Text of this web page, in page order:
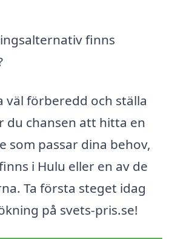
finns
väl förberedd och ställa
du chansen att hitta en
som passar dina behov,
i Hulu eller en av de
Ta första steget idag
på svets-pris.se!